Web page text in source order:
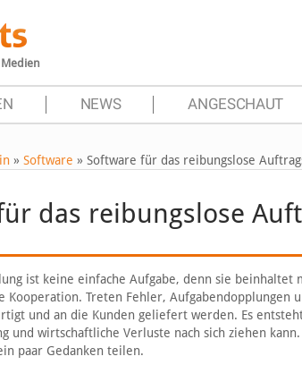
NEWS ANGESCHAUT
» Software » Software für das reibungslose
das reibungslose
ist keine einfache Aufgabe, denn sie
Kooperation. Treten Fehler,
und an die Kunden geliefert werden. Es
und wirtschaftliche Verluste nach sich ziehen
paar Gedanken teilen.